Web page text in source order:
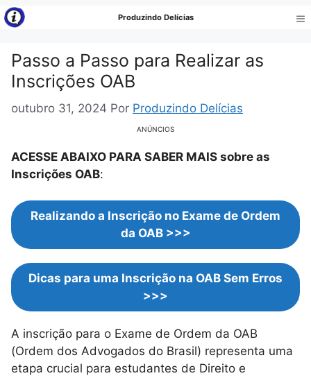
Pular
para
conteúdo
Produzindo Delícias
Passo a Passo para Realizar as
Inscrições OAB
outubro 31, 2024 Por Produzindo Delícias
ANÚNCIOS
ACESSE ABAIXO PARA SABER MAIS sobre as
Inscrições OAB:
Realizando a Inscrição no Exame de Ordem
da OAB >>>
Dicas para uma Inscrição na OAB Sem Erros
>>>
A inscrição para o Exame de Ordem da OAB
(Ordem dos Advogados do Brasil) representa uma
etapa crucial para estudantes de Direito e